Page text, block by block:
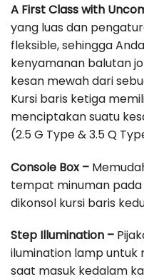
A First Class with
yang luas dan
fleksible, sehingga
kenyamanan balutan
kesan mewah dari
Kursi baris ketiga
menciptakan suatu
(2.5 G Type & 3.5 Q
Console Box –
tempat minuman
dikonsol kursi baris
Step Illumination –
ilumination lamp untuk
saat masuk kedalam